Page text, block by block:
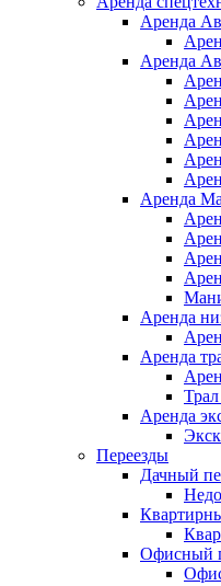
Аренда
Аренда
Аренда
Аренда
Аренда
Аренда
Переезды
Дачный
Офисный